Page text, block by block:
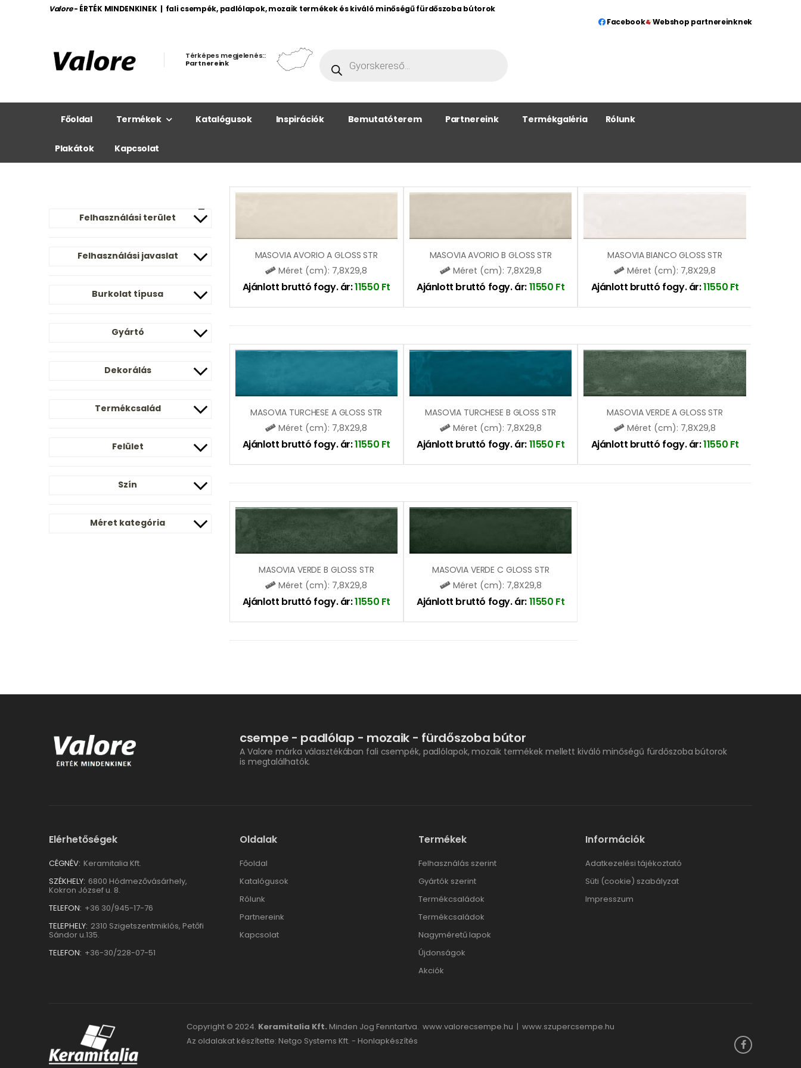
Valore - ÉRTÉK MINDENKINEK | fali csempék, padlólapok, mozaik termékek és kiváló minőségű fürdőszoba bútorok
Facebook
Webshop partnereinknek
Térképes megjelenés::
Partnereink
Főoldal Termékek Katalógusok Inspirációk Bemutatóterem Partnereink Termékgaléria Rólunk
Plakátok Kapcsolat
Felhasználási terület
Felhasználási javaslat
Burkolat típusa
Gyártó
Dekorálás
Termékcsalád
Felület
Szín
Méret kategória
MASOVIA AVORIO A GLOSS STR
Méret (cm): 7,8X29,8
Ajánlott bruttó fogy. ár:11550 Ft
MASOVIA AVORIO B GLOSS STR
Méret (cm): 7,8X29,8
Ajánlott bruttó fogy. ár:11550 Ft
MASOVIA BIANCO GLOSS STR
Méret (cm): 7,8X29,8
Ajánlott bruttó fogy. ár:11550 Ft
MASOVIA TURCHESE A GLOSS STR
Méret (cm): 7,8X29,8
Ajánlott bruttó fogy. ár:11550 Ft
MASOVIA TURCHESE B GLOSS STR
Méret (cm): 7,8X29,8
Ajánlott bruttó fogy. ár:11550 Ft
MASOVIA VERDE A GLOSS STR
Méret (cm): 7,8X29,8
Ajánlott bruttó fogy. ár:11550 Ft
MASOVIA VERDE B GLOSS STR
Méret (cm): 7,8X29,8
Ajánlott bruttó fogy. ár:11550 Ft
MASOVIA VERDE C GLOSS STR
Méret (cm): 7,8X29,8
Ajánlott bruttó fogy. ár:11550 Ft
csempe - padlólap - mozaik - fürdőszoba bútor
A Valore márka választékában fali csempék, padlólapok, mozaik termékek mellett kiváló minőségű fürdőszoba bútorok
is megtalálhatók.
Elérhetőségek
CÉGNÉV: Keramitalia Kft.
SZÉKHELY: 6800 Hódmezővásárhely,
Kokron József u. 8.
TELEFON: +36 30/945-17-76
TELEPHELY: 2310 Szigetszentmiklós, Petőfi
Sándor u.135.
TELEFON: +36-30/228-07-51
Oldalak
Főoldal
Katalógusok
Rólunk
Partnereink
Kapcsolat
Termékek
Felhasználás szerint
Gyártók szerint
Termékcsaládok
Termékcsaládok
Nagyméretű lapok
Újdonságok
Akciók
Információk
Adatkezelési tájékoztató
Süti (cookie) szabályzat
Impresszum
Copyright © 2024. Keramitalia Kft. Minden Jog Fenntartva. www.valorecsempe.hu | www.szupercsempe.hu
Az oldalakat készítette: Netgo Systems Kft. - Honlapkészítés